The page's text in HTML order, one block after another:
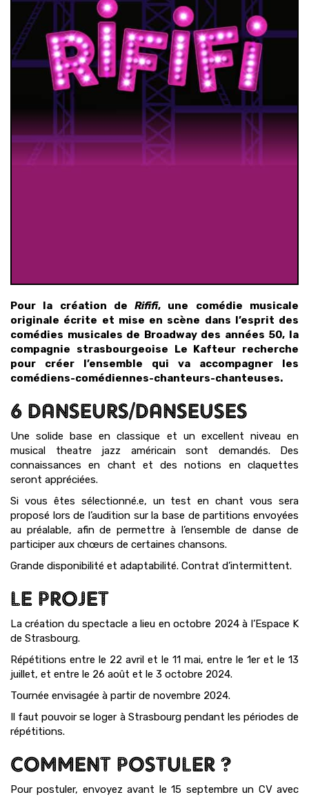
Pour la création deRififi, une comédie musicale
originale écrite et mise en scène dans l’esprit des
comédies musicales de Broadway des années 50, la
compagnie strasbourgeoise Le Kafteur recherche
pour créer l’ensemble qui va accompagner les
comédiens-comédiennes-chanteurs-chanteuses.
6 DANSEURS/DANSEUSES
Une solide base en classique et un excellent niveau en
musical theatre jazz américain sont demandés. Des
connaissances en chant et des notions en claquettes
seront appréciées.
Si vous êtes sélectionné.e, un test en chant vous sera
proposé lors de l’audition sur la base de partitions envoyées
au préalable, afin de permettre à l’ensemble de danse de
participer aux chœurs de certaines chansons.
Grande disponibilité et adaptabilité. Contrat d’intermittent.
LE PROJET
La création du spectacle a lieu en octobre 2024 à l’Espace K
de Strasbourg.
Répétitions entre le 22 avril et le 11 mai, entre le 1er et le 13
juillet, et entre le 26 août et le 3 octobre 2024.
Tournée envisagée à partir de novembre 2024.
Il faut pouvoir se loger à Strasbourg pendant les périodes de
répétitions.
COMMENT POSTULER ?
Pour postuler, envoyez avant le 15 septembre un CV avec